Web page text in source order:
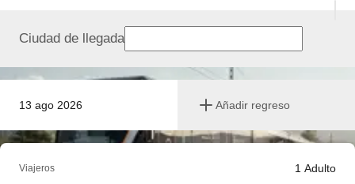
13 ago 2026 Añadir regreso
Ciudad de llegada
Viajeros 1 Adulto